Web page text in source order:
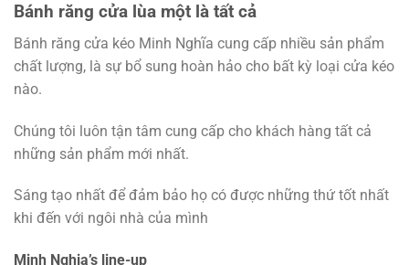
Bánh răng cửa lùa một là tất cả
Bánh răng cửa kéo Minh Nghĩa cung cấp nhiều sản phẩm
chất lượng, là sự bổ sung hoàn hảo cho bất kỳ loại cửa kéo
nào.
Chúng tôi luôn tận tâm cung cấp cho khách hàng tất cả
những sản phẩm mới nhất.
Sáng tạo nhất để đảm bảo họ có được những thứ tốt nhất
khi đến với ngôi nhà của mình
Minh Nghia’s line-up